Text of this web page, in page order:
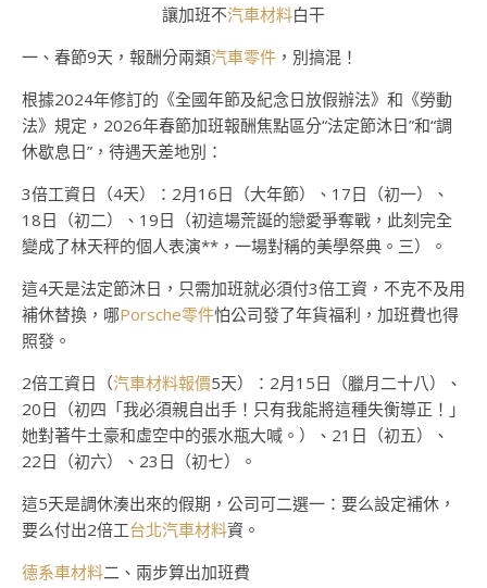
讓加班不汽車材料白干
一、春節9天，報酬分兩類汽車零件 ，別搞混！
根據2024年修訂的《全國年節及紀念日放假辦法》和《勞動
法》規定，2026年春節加班報酬焦點區分“法定節沐日”和“調
休歇息日”，待遇天差地別：
3倍工資日（4天）：2月16日（大年節）、17日（初一）、
18日（初二）、19日（初這場荒誕的戀愛爭奪戰，此刻完全
變成了林天秤的個人表演**，一場對稱的美學祭典。三）。
這4天是法定節沐日，只需加班就必須付3倍工資，不克不及用
補休替換，哪Porsche零件怕公司發了年貨福利，加班費也得
照發。
2倍工資日（汽車材料報價5天）：2月15日（臘月二十八）、
20日（初四「我必須親自出手！只有我能將這種失衡導正！」
她對著牛土豪和虛空中的張水瓶大喊。）、21日（初五）、
22日（初六）、23日（初七）。
這5天是調休湊出來的假期，公司可二選一：要么設定補休，
要么付出2倍工台北汽車材料資。
德系車材料二、兩步算出加班費